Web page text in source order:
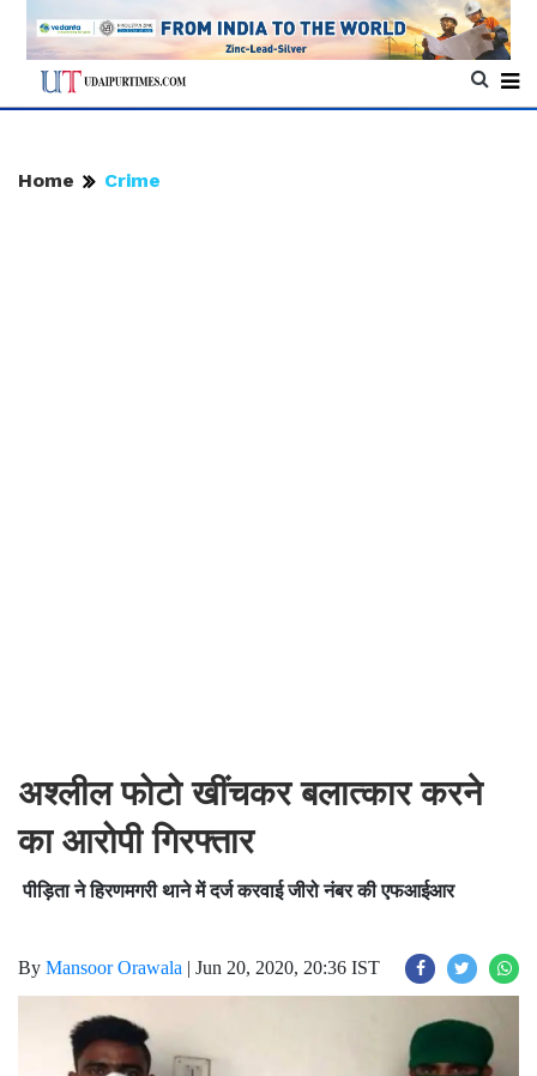
Home Crime
अश्लील फोटो खींचकर बलात्कार करने
का आरोपी गिरफ्तार
पीड़िता ने हिरणमगरी थाने में दर्ज करवाई जीरो नंबर की एफआईआर
By Mansoor Orawala | Jun 20, 2020, 20:36 IST